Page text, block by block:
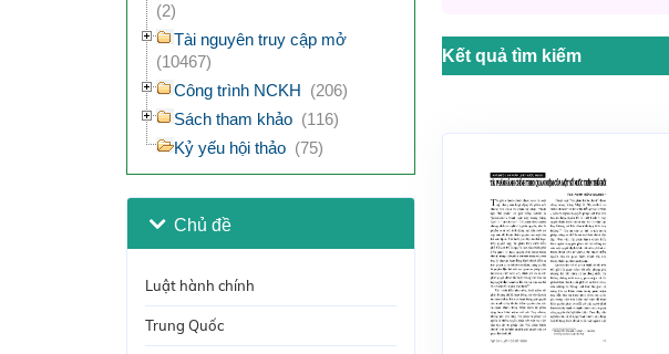
(2)
Tài nguyên truy cập mở
(10467)
Công trình NCKH (206)
Sách tham khảo (116)
Kỷ yếu hội thảo (75)
Chủ đề
Luật hành chính
Trung Quốc
Kết quả tìm kiếm